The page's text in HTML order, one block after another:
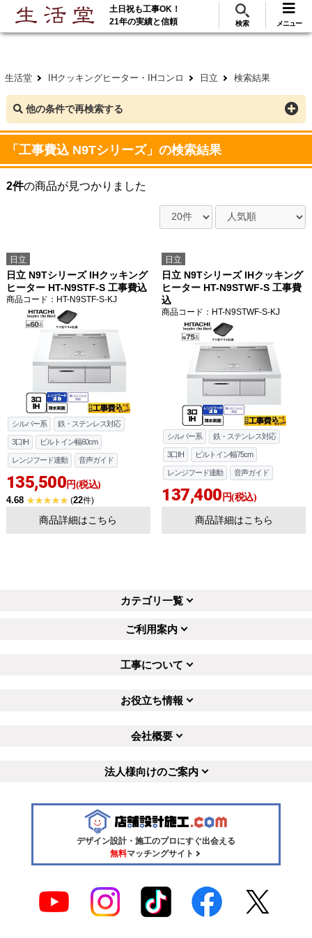
ご利用 288万･工事実績117万件! 無料見積
土日祝も工事OK！
21年の実績と信頼
検索 メニュー
生活堂 IHクッキングヒーター・IHコンロ 日立 検索結果
他の条件で再検索する
「工事費込 N9Tシリーズ」の検索結果
2件の商品が見つかりました
日立
日立 N9Tシリーズ IHクッキング
ヒーター HT-N9STF-S 工事費込
商品コード ：HT-N9STF-S-KJ
シルバー系 鉄・ステンレス対応
3口IH ビルトイン幅60cm
レンジフード連動 音声ガイド
135,500円(税込)
4.68 (22件)
商品詳細はこちら
日立
日立 N9Tシリーズ IHクッキング
ヒーター HT-N9STWF-S 工事費
込
商品コード ：HT-N9STWF-S-KJ
シルバー系 鉄・ステンレス対応
3口IH ビルトイン幅75cm
レンジフード連動 音声ガイド
137,400 円(税込)
商品詳細はこちら
カテゴリ一覧
ご利用案内
工事について
お役立ち情報
会社概要
法人様向けのご案内
デザイン設計・施工のプロにすぐ出会える
無料マッチングサイト